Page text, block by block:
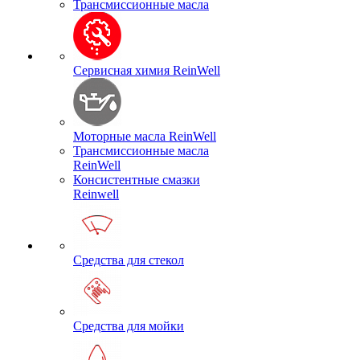
Трансмиссионные масла
Сервисная химия ReinWell
Моторные масла ReinWell
Трансмиссионные масла
ReinWell
Консистентные смазки
Reinwell
Средства для стекол
Средства для мойки